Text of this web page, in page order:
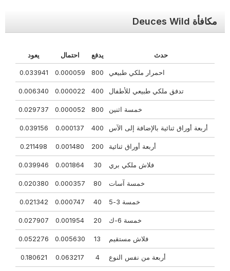
مكافأة Deuces Wild
حدث يدفع احتمال يعود
احمرار ملكي طبيعي 800
0.000059
0.033941
تدفق ملكي طبيعي للأطفال 400
0.000022
0.006340
خمسة اثنين 800
0.000052
0.029737
أربعة أوراق ثنائية بالإضافة إلى الآس 400
0.000137
0.039156
أربعة أوراق ثنائية 200
0.001480
0.211498
فلاش ملكي بري 30
0.001864
0.039946
خمسة آسات 80
0.000357
0.020380
خمسة 3-5 40
0.000747
0.021342
خمسة 6-ك 20
0.001954
0.027907
فلاش مستقيم 13
0.005630
0.052276
أربعة من نفس النوع 4
0.063217
0.180621